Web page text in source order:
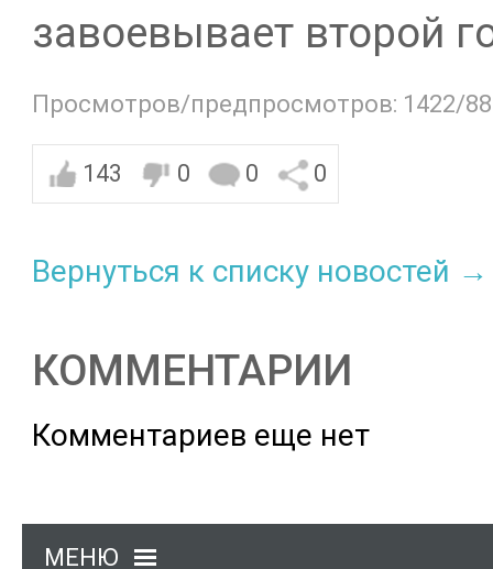
завоевывает второй
Просмотров/предпросмотров: 1422/
143 0 0 0
Вернуться к списку новостей →
КОММЕНТАРИИ
Комментариев еще нет
МЕНЮ